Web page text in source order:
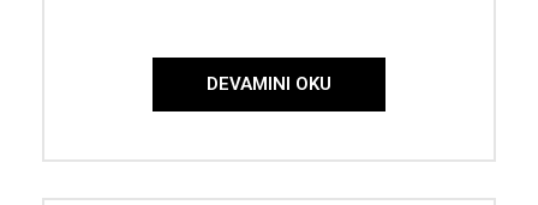
DEVAMINI OKU